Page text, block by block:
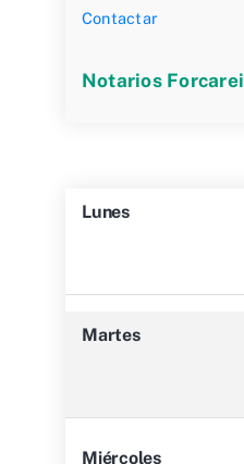
Contactar
Notarios Forcarei
Lunes
Martes
Miércoles